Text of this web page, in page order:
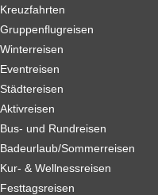
Kreuzfahrten
Gruppenflugreisen
Winterreisen
Eventreisen
Städtereisen
Aktivreisen
Bus- und Rundreisen
Badeurlaub/Sommerreisen
Kur- & Wellnessreisen
Festtagsreisen